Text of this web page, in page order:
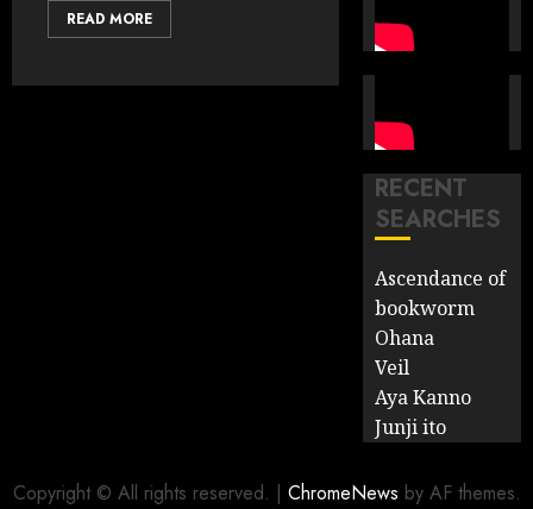
READ MORE
RECENT
SEARCHES
Ascendance of
bookworm
Ohana
Veil
Aya Kanno
Junji ito
Copyright © All rights reserved. | ChromeNews by AF themes.